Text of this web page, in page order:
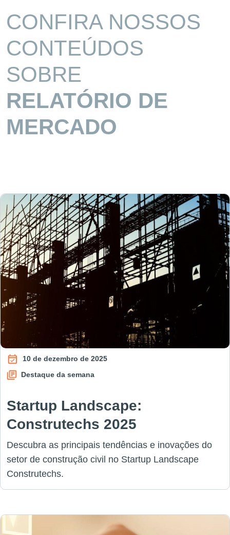
CONFIRA NOSSOS
CONTEÚDOS
SOBRE
RELATÓRIO DE
MERCADO
10 de dezembro de 2025
Destaque da semana
Startup Landscape:
Construtechs 2025
Descubra as principais tendências e inovações do
setor de construção civil no Startup Landscape
Construtechs.